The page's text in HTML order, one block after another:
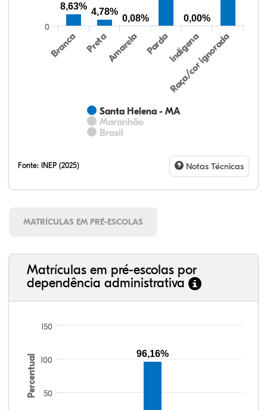
Santa Helena - MA
Maranhão
Brasil
Branca PretaAmarela PardaIndígena
Raça/cor ignorada
0
8,63%
4,78%
0,08% 0,00%
Fonte: INEP (2025) Notas Técnicas
MATRÍCULAS EM PRÉ-ESCOLAS
Matrículas em pré-escolas por
dependência administrativa
Percentual 50
100
150
96,16%